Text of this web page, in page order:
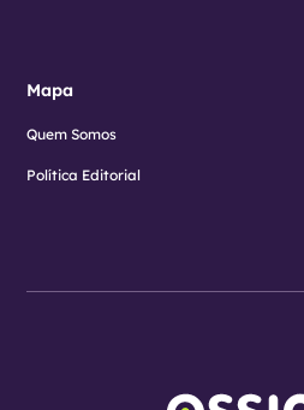
Mapa
Quem Somos
Política Editorial